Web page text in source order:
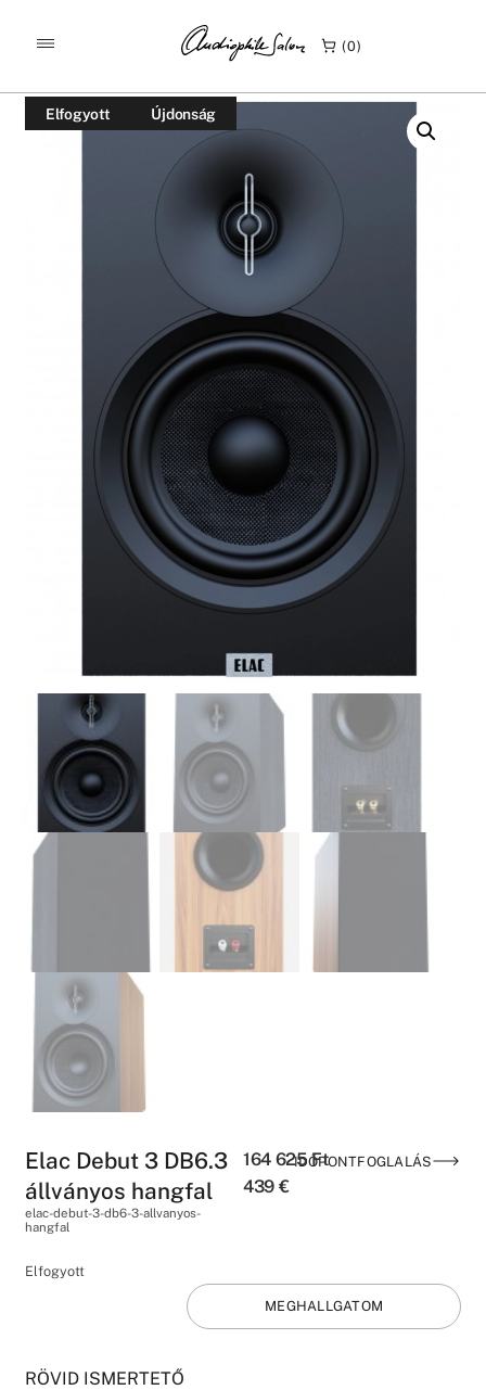
0
KEZDŐLAP TERMÉKEK
/
ELAC DEBUT 3 DB6.3 ÁLLVÁNYOS HANGFAL
Elfogyott Újdonság
IDŐPONTFOGLALÁS
Elac Debut 3 DB6.3
állványos hangfal
elac-debut-3-db6-3-allvanyos-
hangfal
164 625Ft
439 €
Elfogyott
MEGHALLGATOM
RÖVID ISMERTETŐ